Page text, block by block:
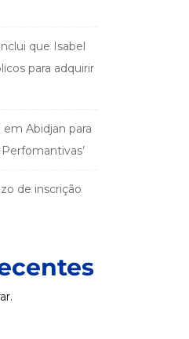
que Isabel
para adquirir
Abidjan para
de inscrição